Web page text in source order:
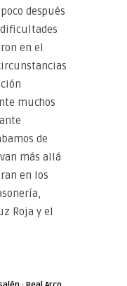
después
en el
muchos
de
más allá
en los
Roja y el